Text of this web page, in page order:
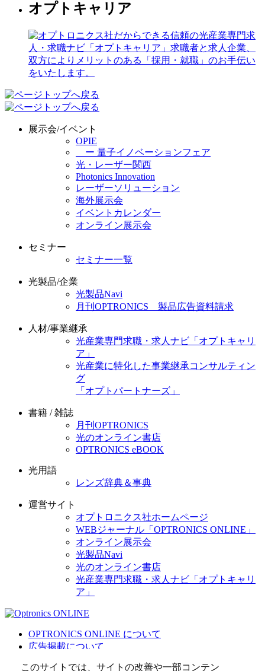
このサイトでは、サイトの改善や一部コンテン
オプトキャリア
展示会/イベント
OPIE
ー 量子イノベーションフェア
光・レーザー関西
Photonics Innovation
レーザーソリューション
海外展示会
イベントカレンダー
オンライン展示会
セミナー
セミナー一覧
光製品/企業
光製品Navi
月刊OPTRONICS 製品広告資料請求
人材/事業継承
光産業専門求職・求人ナビ「オプトキャリ
ア」
光産業に特化した事業継承コンサルティン
グ
「オプトパートナーズ」
書籍 / 雑誌
月刊OPTRONICS
光のオンライン書店
OPTRONICS eBOOK
光用語
レンズ辞典＆事典
運営サイト
オプトロニクス社ホームページ
WEBジャーナル「OPTRONICS ONLINE」
オンライン展示会
光製品Navi
光のオンライン書店
光産業専門求職・求人ナビ「オプトキャリ
ア」
OPTRONICS ONLINE について
広告掲載について